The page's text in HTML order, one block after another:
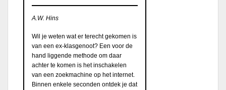
A.W. Hins
Wil je weten wat er terecht gekomen is
van een ex-klasgenoot? Een voor de
hand liggende methode om daar
achter te komen is het inschakelen
van een zoekmachine op het internet.
Binnen enkele seconden ontdek je dat